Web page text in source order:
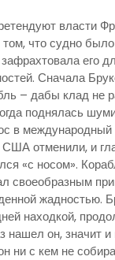
власти
что судно
его
Сначала
– дабы клад не
поднялась
в международный
отменили, и
«с носом».
своеобразным
жадностью.
находкой,
нашел он, значит и
ни с кем не